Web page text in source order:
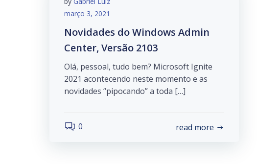
março 3, 2021
Novidades do Windows Admin
Center, Versão 2103
Olá, pessoal, tudo bem? Microsoft Ignite
2021 acontecendo neste momento e as
novidades “pipocando” a toda […]
0 read more